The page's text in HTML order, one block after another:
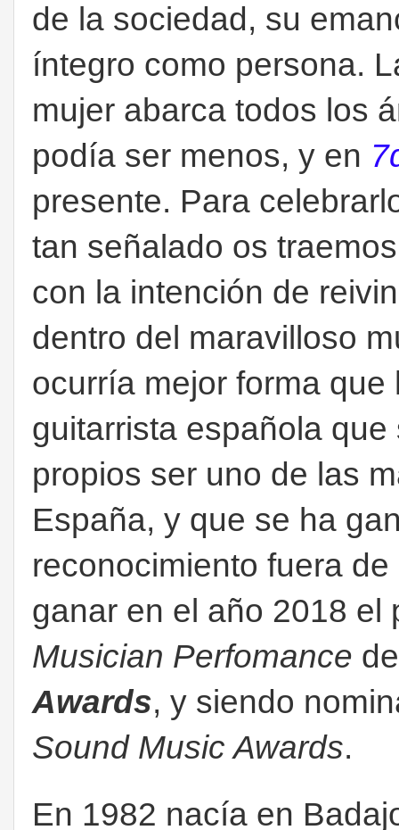
de la sociedad, su
íntegro como persona.
mujer abarca todos los
podía ser menos, y en
presente. Para
tan señalado os
con la intención de
dentro del maravilloso
ocurría mejor forma
guitarrista española
propios ser uno de las
España, y que se ha
reconocimiento fuera
ganar en el año 2018
Musician Perfomance
Awards, y siendo
Sound Music Awards.
En 1982 nacía en